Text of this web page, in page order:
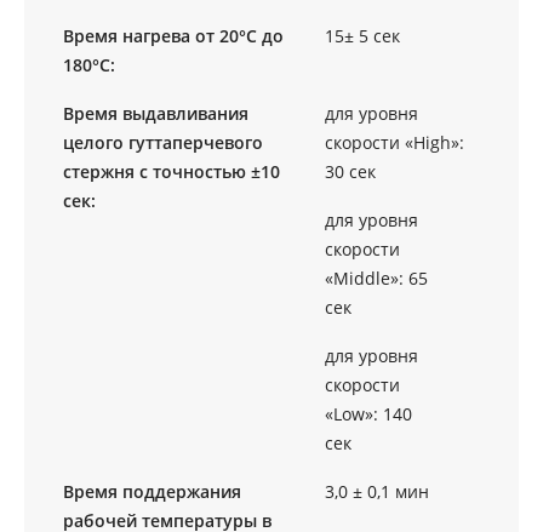
Время нагрева от 20°С до
180°С:
15± 5 сек
Время выдавливания
целого гуттаперчевого
стержня с точностью ±10
сек:
для уровня
скорости «Нigh»:
30 сек
для уровня
скорости
«Мiddle»: 65
сек
для уровня
скорости
«Low»: 140
сек
Время поддержания
рабочей температуры в
3,0 ± 0,1 мин